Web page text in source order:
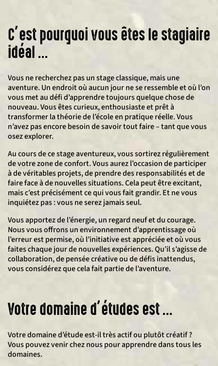
C’est pourquoi vous êtes le stagiaire
idéal …
Vous ne recherchez pas un stage classique, mais une
aventure. Un endroit où aucun jour ne se ressemble et où l’on
vous met au défi d’apprendre toujours quelque chose de
nouveau. Vous êtes curieux, enthousiaste et prêt à
transformer la théorie de l’école en pratique réelle. Vous
n’avez pas encore besoin de savoir tout faire – tant que vous
osez explorer.
Au cours de ce stage aventureux, vous sortirez régulièrement
de votre zone de confort. Vous aurez l’occasion de participer
à de véritables projets, de prendre des responsabilités et de
faire face à de nouvelles situations. Cela peut être excitant,
mais c’est précisément ce qui vous fait grandir. Et ne vous
inquiétez pas : vous ne serez jamais seul.
Vous apportez de l’énergie, un regard neuf et du courage.
Nous vous offrons un environnement d’apprentissage où
l’erreur est permise, où l’initiative est appréciée et où vous
faites chaque jour de nouvelles expériences. Qu’il s’agisse de
collaboration, de pensée créative ou de défis inattendus,
vous considérez que cela fait partie de l’aventure.
Votre domaine d’études est …
Votre domaine d’étude est-il très actif ou plutôt créatif ?
Vous pouvez venir chez nous pour apprendre dans tous les
domaines.